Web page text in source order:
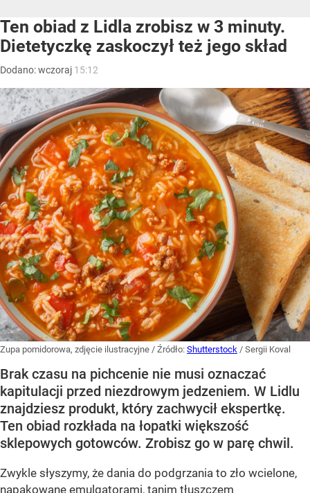
Ten obiad z Lidla zrobisz w 3 minuty.
Dietetyczkę zaskoczył też jego skład
Dodano:wczoraj 15:12
Zupa pomidorowa, zdjęcie ilustracyjne / Źródło: Shutterstock / Sergii Koval
Brak czasu na pichcenie nie musi oznaczać
kapitulacji przed niezdrowym jedzeniem. W Lidlu
znajdziesz produkt, który zachwycił ekspertkę.
Ten obiad rozkłada na łopatki większość
sklepowych gotowców. Zrobisz go w parę chwil.
Zwykle słyszymy, że dania do podgrzania to zło wcielone,
napakowane emulgatorami, tanim tłuszczem